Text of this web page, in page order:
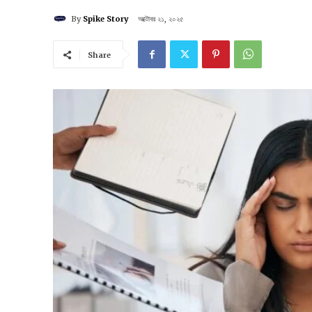
By Spike Story অক্টোবর ২১, ২০২৫
Share